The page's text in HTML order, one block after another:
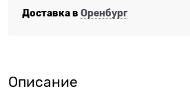
Доставка в Оренбург
Описание